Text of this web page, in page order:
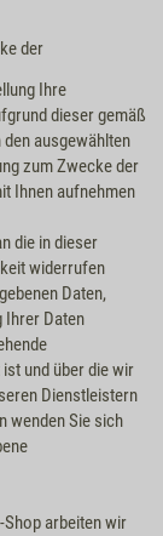
der
Ihre
dieser gemäß
den ausgewählten
zum Zwecke der
Ihnen aufnehmen
die in dieser
widerrufen
Daten,
Ihrer Daten
und über die wir
Dienstleistern
wenden Sie sich
Shop arbeiten wir